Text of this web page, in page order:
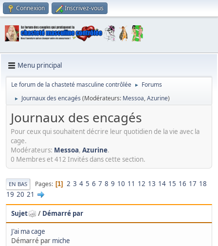
Connexion Inscrivez-vous
Menu principal
Le forum de la chasteté masculine contrôlée ► Forums
► Journaux des encagés (Modérateurs: Messoa,Azurine)
Journaux des encagés
Pour ceux qui souhaitent décrire leur quotidien de la vie avec la
cage.
Modérateurs: Messoa, Azurine.
0 Membres et 412 Invités dans cette section.
EN BAS Pages 1 2 3 4 5 6 7 8 9 10 11 12 13 14 15 16 17 18
19 20 21
Sujet / Démarré par
J'ai ma cage
Démarré par miche